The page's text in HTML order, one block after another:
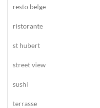
resto belge
ristorante
st hubert
street view
sushi
terrasse